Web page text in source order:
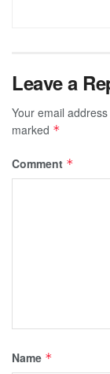
Leave a
Your email
marked *
Comment *
Name *